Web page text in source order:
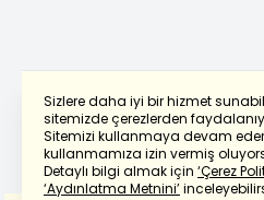
Sizlere daha iyi bir hizmet
sitemizde çerezlerden
Sitemizi kullanmaya devam
kullanmamıza izin vermiş
Detaylı bilgi almak için ‘Çerez
‘Aydınlatma Metnini’
Powered by